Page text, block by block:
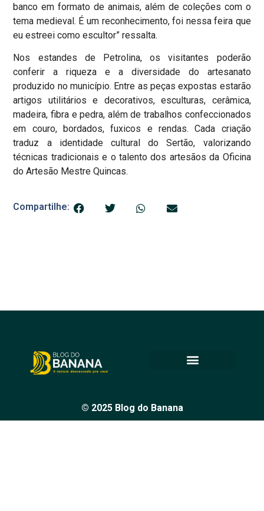
banco em formato de animais, além de coleções com o
tema medieval. É um reconhecimento, foi nessa feira que
eu estreei como escultor” ressalta.
Nos estandes de Petrolina, os visitantes poderão
conferir a riqueza e a diversidade do artesanato
produzido no município. Entre as peças expostas estarão
artigos utilitários e decorativos, esculturas, cerâmica,
madeira, fibra e pedra, além de trabalhos confeccionados
em couro, bordados, fuxicos e rendas. Cada criação
traduz a identidade cultural do Sertão, valorizando
técnicas tradicionais e o talento dos artesãos da Oficina
do Artesão Mestre Quincas.
Compartilhe:
© 2025 Blog do Banana